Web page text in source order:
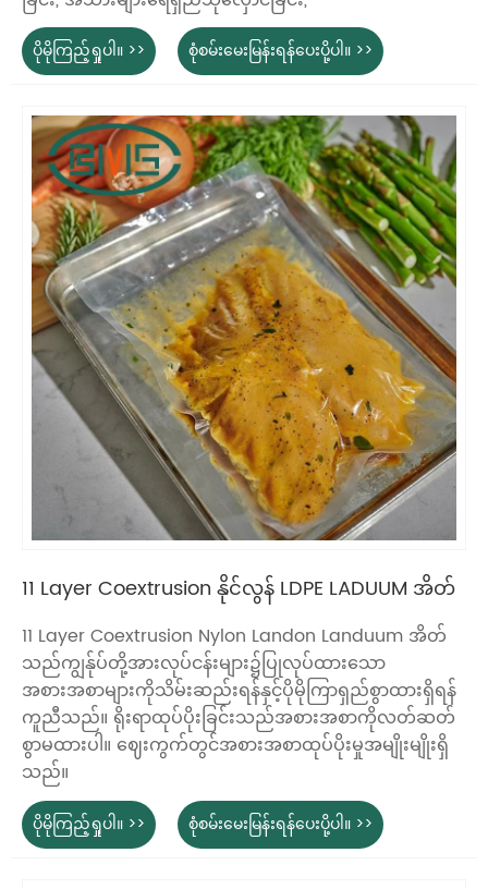
ပိုမိုကြည့်ရှုပါ။ >> စုံစမ်းမေးမြန်းရန်ပေးပို့ပါ။ >>
11 Layer Coextrusion နိုင်လွန် LDPE LADUUM အိတ်
11 Layer Coextrusion Nylon Landon Landuum အိတ်
သည်ကျွန်ုပ်တို့အားလုပ်ငန်းများ၌ပြုလုပ်ထားသော
အစားအစာများကိုသိမ်းဆည်းရန်နှင့်ပိုမိုကြာရှည်စွာထားရှိရန်
ကူညီသည်။ ရိုးရာထုပ်ပိုးခြင်းသည်အစားအစာကိုလတ်ဆတ်
စွာမထားပါ။ ဈေးကွက်တွင်အစားအစာထုပ်ပိုးမှုအမျိုးမျိုးရှိ
သည်။
ပိုမိုကြည့်ရှုပါ။ >> စုံစမ်းမေးမြန်းရန်ပေးပို့ပါ။ >>